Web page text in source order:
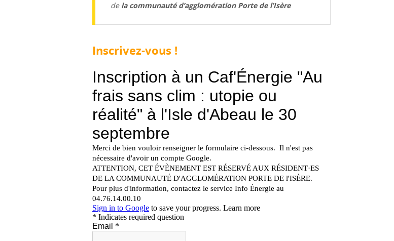
de la communauté d’agglomération Porte de l’Isère
Inscrivez-vous !